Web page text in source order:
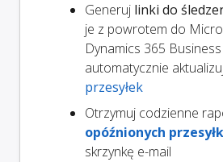
Generuj linki do
je z powrotem do
Dynamics 365
automatycznie
przesyłek
Otrzymuj codzienne
opóźnionych
skrzynkę e-mail